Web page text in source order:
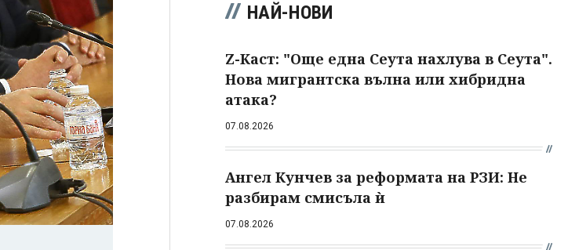
НАЙ-НОВИ
Z-Каст: "Още една Сеута нахлува в Сеута".
Нова мигрантска вълна или хибридна
атака?
07.08.2026
Ангел Кунчев за реформата на РЗИ: Не
разбирам смисъла ѝ
07.08.2026